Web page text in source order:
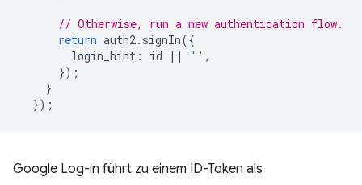
// Otherwise, run a new authentication flow.
return auth2. signIn({
login_hint : id || '' ,
});
}
});
Google Log-in führt zu einem ID-Token als